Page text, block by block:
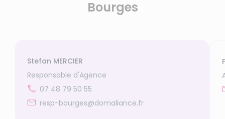
Bourges
Stefan MERCIER
Responsable d'Agence
07 48 79 50 55
resp-bourges@domaliance.fr